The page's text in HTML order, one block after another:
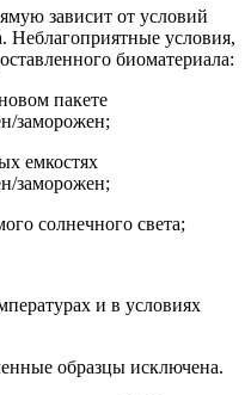
зависит от условий
Неблагоприятные условия,
биоматериала:
пакете
заморожен;
емкостях
заморожен;
солнечного света;
и в условиях
образцы исключена.